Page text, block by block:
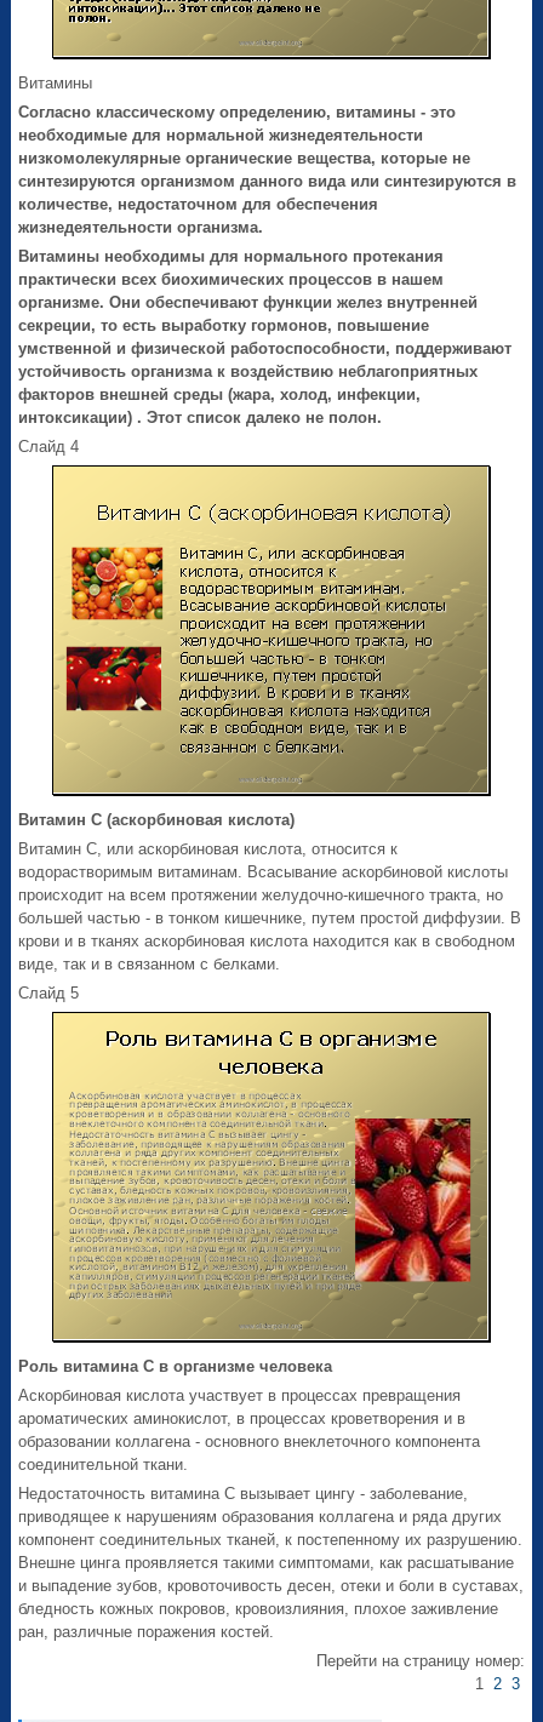
Витамины
Согласно классическому определению, витамины - это
необходимые для нормальной жизнедеятельности
низкомолекулярные органические вещества, которые не
синтезируются организмом данного вида или синтезируются в
количестве, недостаточном для обеспечения
жизнедеятельности организма.
Витамины необходимы для нормального протекания
практически всех биохимических процессов в нашем
организме. Они обеспечивают функции желез внутренней
секреции, то есть выработку гормонов, повышение
умственной и физической работоспособности, поддерживают
устойчивость организма к воздействию неблагоприятных
факторов внешней среды (жара, холод, инфекции,
интоксикации) . Этот список далеко не полон.
Слайд 4
Витамин C (аскорбиновая кислота)
Витамин C, или аскорбиновая кислота, относится к
водорастворимым витаминам. Всасывание аскорбиновой кислоты
происходит на всем протяжении желудочно-кишечного тракта, но
большей частью - в тонком кишечнике, путем простой диффузии. В
крови и в тканях аскорбиновая кислота находится как в свободном
виде, так и в связанном с белками.
Слайд 5
Роль витамина С в организме человека
Аскорбиновая кислота участвует в процессах превращения
ароматических аминокислот, в процессах кроветворения и в
образовании коллагена - основного внеклеточного компонента
соединительной ткани.
Недостаточность витамина C вызывает цингу - заболевание,
приводящее к нарушениям образования коллагена и ряда других
компонент соединительных тканей, к постепенному их разрушению.
Внешне цинга проявляется такими симптомами, как расшатывание
и выпадение зубов, кровоточивость десен, отеки и боли в суставах,
бледность кожных покровов, кровоизлияния, плохое заживление
ран, различные поражения костей.
Перейти на страницу номер:
1 2 3